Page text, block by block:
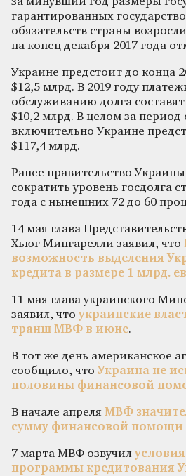
гарантированных
обязательств страны
на конец декабря 2017 года
Украине предстоит до конца
$12,5 млрд. В 2019 году
обслуживанию долга
$10,2 млрд. В целом за период
включительно Украине
$117,4 млрд.
Ранее правительство
сократить уровень госдолга
года с нынешних 72 до 60
14 мая глава
Хьюг Мингарелли заявил, что
возможность выделения
кредита в размере 1 млрд.
11 мая глава украинского
заявил, чтоукраинские
транш МВФ в июне.
В тот же день американское
сообщило, что Украина не
половины финансовой
В начале апреля МВФ
сумму финансовой помощи
7 марта МВФ озвучил
программы кредитования